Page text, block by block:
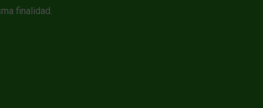
finalidad.